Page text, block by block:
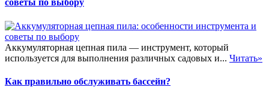
советы по выбору
Аккумуляторная цепная пила — инструмент, который
используется для выполнения различных садовых и... Читать»
Как правильно обслуживать бассейн?